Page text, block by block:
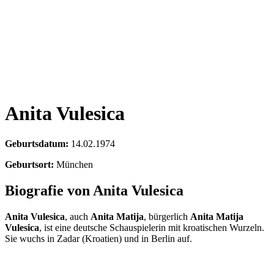
Anita Vulesica
Geburtsdatum: 14.02.1974
Geburtsort: München
Biografie von Anita Vulesica
Anita Vulesica, auch Anita Matija, bürgerlich Anita Matija
Vulesica, ist eine deutsche Schauspielerin mit kroatischen Wurzeln.
Sie wuchs in Zadar (Kroatien) und in Berlin auf.